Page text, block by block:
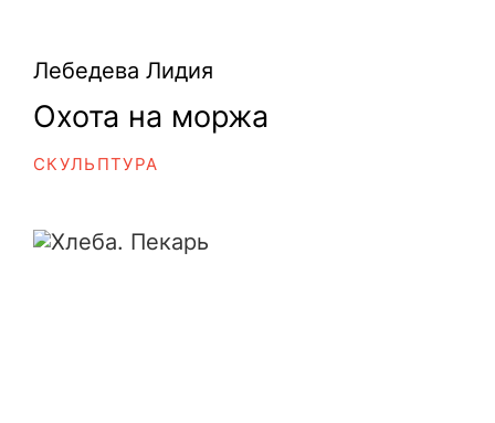
Лебедева Лидия
Охота на моржа
СКУЛЬПТУРА
Хлеба. Пекарь